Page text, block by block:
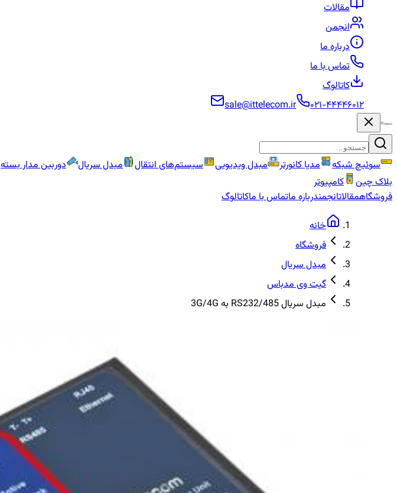
مقالات
انجمن
درباره ما
تماس با ما
کاتالوگ
۰۲۱-۴۴۴۴۶۰۱۲
sale@ittelecom.ir
سوئیچ شبکه مدیا کانورتر مبدل ویدیویی سیستم‌های انتقال مبدل سریال دوربین مدار بسته
بلاک چین
کامپیوتر
فروشگاهمقالاتانجمندرباره ماتماس با ماکاتالوگ
خانه
فروشگاه
مبدل سریال
گیت وی مدباس
مبدل سریال RS232/485 به 3G/4G